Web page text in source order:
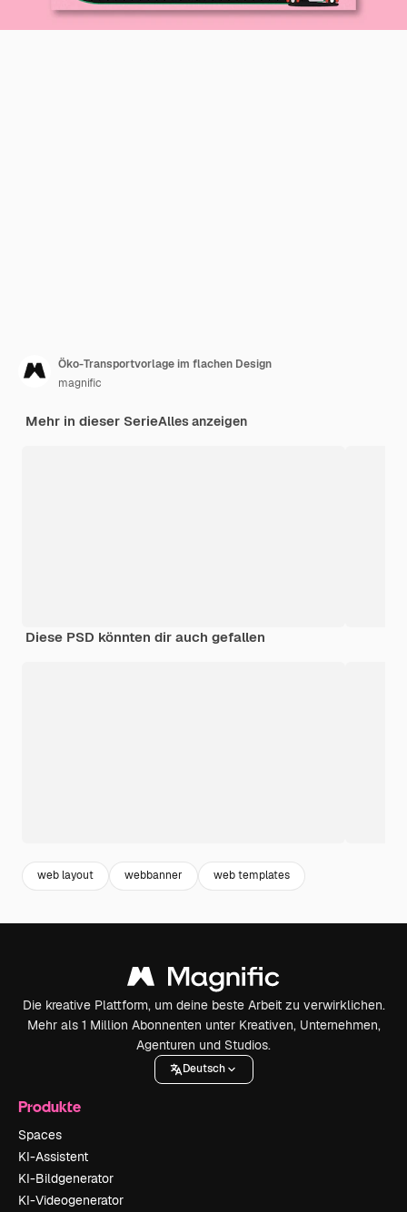
Öko-Transportvorlage im flachen Design
magnific
Mehr in dieser SerieAlles anzeigen
Diese PSD könnten dir auch gefallen
web layout webbanner web templates
Die kreative Plattform, um deine beste Arbeit zu verwirklichen.
Mehr als 1 Million Abonnenten unter Kreativen, Unternehmen,
Agenturen und Studios.
Deutsch
Produkte
Spaces
KI-Assistent
KI-Bildgenerator
KI-Videogenerator